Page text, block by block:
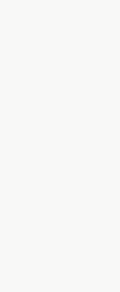
роль.
как
всего, ИИ
выбрал